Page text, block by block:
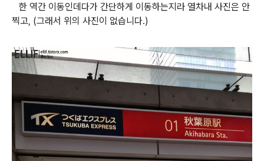
한 역간 이동인데다가 간단하게 이동하는지라 열차내 사진은 안
찍고, (그래서 위의 사진이 없습니다.)